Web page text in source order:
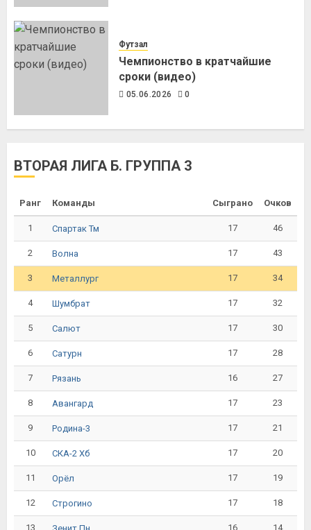
Футзал
Чемпионство в кратчайшие
сроки (видео)
05.06.2026 0
ВТОРАЯ ЛИГА Б. ГРУППА 3
Ранг Команды Сыграно Очков
1 Спартак Тм 17 46
2 Волна 17 43
3 Металлург 17 34
4 Шумбрат 17 32
5 Салют 17 30
6 Сатурн 17 28
7 Рязань 16 27
8 Авангард 17 23
9 Родина-3 17 21
10 СКА-2 Хб 17 20
11 Орёл 17 19
12 Строгино 17 18
13 16 14